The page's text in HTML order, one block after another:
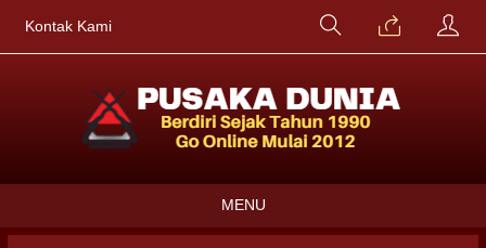
Kontak Kami
MENU